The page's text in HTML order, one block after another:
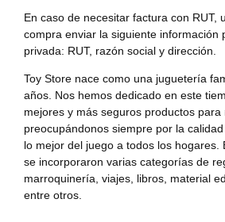
En caso de necesitar factura con RUT,
compra enviar la siguiente información
privada: RUT, razón social y dirección.
Toy Store nace como una juguetería
años. Nos hemos dedicado en este
mejores y más seguros productos para
preocupándonos siempre por la
lo mejor del juego a todos los hogares.
se incorporaron varias categorías de
marroquinería, viajes, libros, material
entre otros.